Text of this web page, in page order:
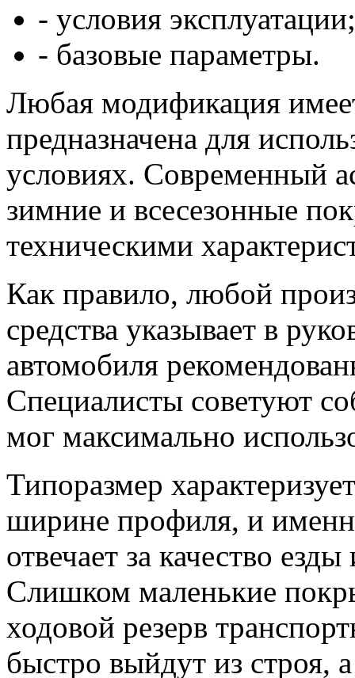
- условия эксплуатации;
- базовые параметры.
Любая модификация
предназначена для
условиях. Современный
зимние и всесезонные
техническими
Как правило, любой
средства указывает в
автомобиля
Специалисты советуют
мог максимально
Типоразмер
ширине профиля, и
отвечает за качество
Слишком маленькие
ходовой резерв
быстро выйдут из строя,